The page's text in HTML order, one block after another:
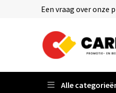
Een vraag over onze
Alle